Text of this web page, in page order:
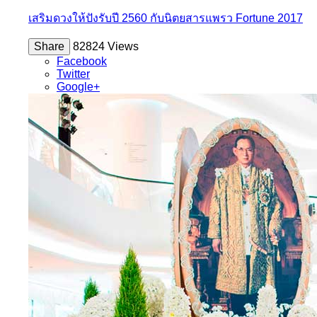
เสริมดวงให้ปังรับปี 2560 กับนิตยสารแพรว Fortune 2017
Share
82824 Views
Facebook
Twitter
Google+